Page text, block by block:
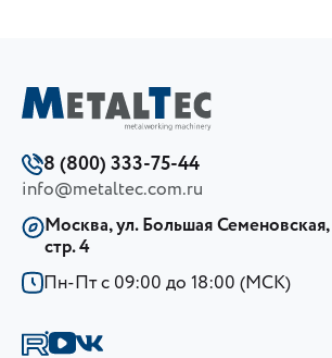
8 (800) 333-75-44
info@metaltec.com.ru
Москва, ул. Большая Семеновская,
стр. 4
Пн-Пт с 09:00 до 18:00 (МСК)